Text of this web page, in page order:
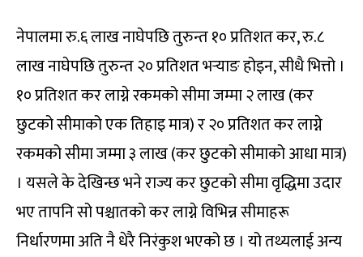
नेपालमा रु.६ लाख नाघेपछि तुरुन्त १० प्रतिशत कर, रु.८
लाख नाघेपछि तुरुन्त २० प्रतिशत भर्‍याङ होइन, सीधै भित्तो ।
१० प्रतिशत कर लाग्ने रकमको सीमा जम्मा २ लाख (कर
छुटको सीमाको एक तिहाइ मात्र) र २० प्रतिशत कर लाग्ने
रकमको सीमा जम्मा ३ लाख (कर छुटको सीमाको आधा मात्र)
। यसले के देखिन्छ भने राज्य कर छुटको सीमा वृद्धिमा उदार
भए तापनि सो पश्चातको कर लाग्ने विभिन्न सीमाहरू
निर्धारणमा अति नै धेरै निरंकुश भएको छ । यो तथ्यलाई अन्य